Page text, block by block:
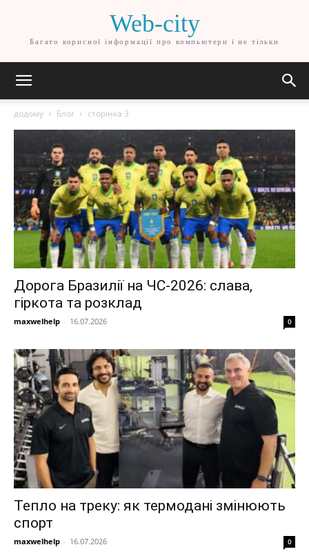
Web-city
Багато корисної інформації про компьютери і не тільки
додому Блог сторінка 3
Дорога Бразилії на ЧС-2026: слава,
гіркота та розклад
maxwelhelp - 16.07.2026 0
Тепло на треку: як термодані змінюють
спорт
maxwelhelp - 16.07.2026 0